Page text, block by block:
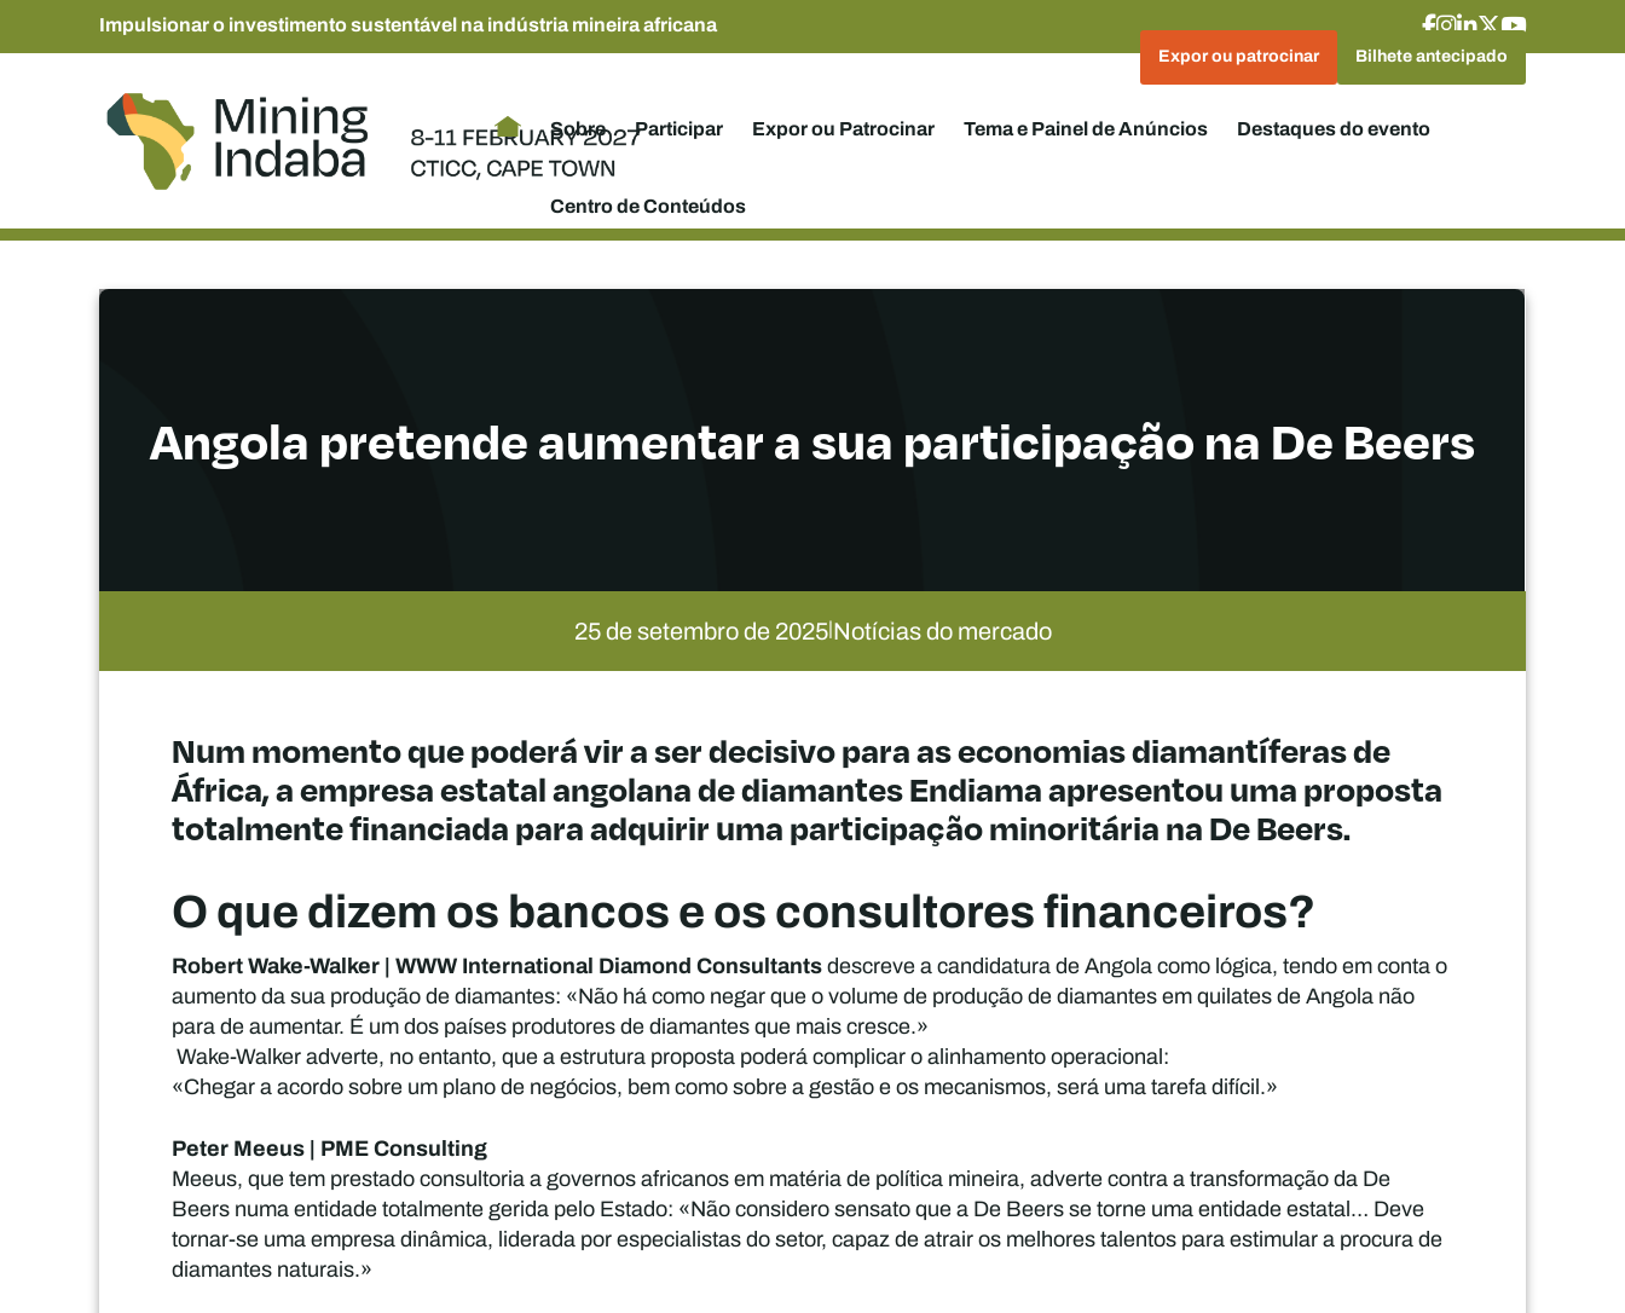
Impulsionar o investimento sustentável na indústria mineira africana
Expor ou patrocinar Bilhete antecipado
Sobre Participar Expor ou Patrocinar Tema e Painel de Anúncios Destaques do evento
Centro de Conteúdos
Angola pretende aumentar a sua participação na De Beers
25 de setembro de 2025|Notícias do mercado
Num momento que poderá vir a ser decisivo para as economias diamantíferas de
África, a empresa estatal angolana de diamantes Endiama apresentou uma proposta
totalmente financiada para adquirir uma participação minoritária na De Beers.
O que dizem os bancos e os consultores financeiros?
Robert Wake-Walker | WWW International Diamond Consultantsdescreve a candidatura de Angola como lógica, tendo em conta o
aumento da sua produção de diamantes: «Não há como negar que o volume de produção de diamantes em quilates de Angola não
para de aumentar. É um dos países produtores de diamantes que mais cresce.»
Wake-Walker adverte, no entanto, que a estrutura proposta poderá complicar o alinhamento operacional:
«Chegar a acordo sobre um plano de negócios, bem como sobre a gestão e os mecanismos, será uma tarefa difícil.»
Peter Meeus | PME Consulting
Meeus, que tem prestado consultoria a governos africanos em matéria de política mineira, adverte contra a transformação da De
Beers numa entidade totalmente gerida pelo Estado: «Não considero sensato que a De Beers se torne uma entidade estatal… Deve
tornar-se uma empresa dinâmica, liderada por especialistas do setor, capaz de atrair os melhores talentos para estimular a procura de
diamantes naturais.»